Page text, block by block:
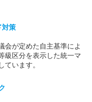
対策
会が定めた自主基準によ
級区分を表示した統一マ
ています。